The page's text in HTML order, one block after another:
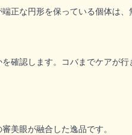
正な円形を保っている個体は
確認します。コバまでケアが
美眼が融合した逸品です。